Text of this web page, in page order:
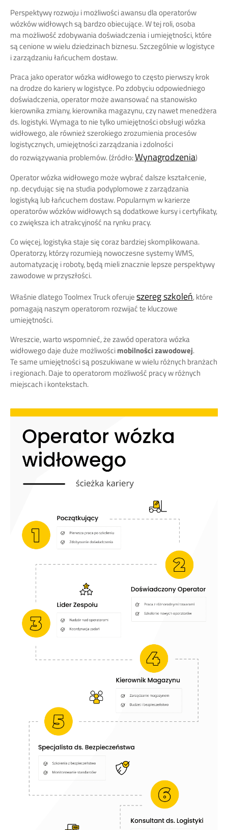
Perspektywy rozwoju i możliwości awansu dla operatorów
wózków widłowych są bardzo obiecujące. W tej roli, osoba
ma możliwość zdobywania doświadczenia i umiejętności, które
są cenione w wielu dziedzinach biznesu. Szczególnie w logistyce
i zarządzaniu łańcuchem dostaw.
Praca jako operator wózka widłowego to często pierwszy krok
na drodze do kariery w logistyce. Po zdobyciu odpowiedniego
doświadczenia, operator może awansować na stanowisko
kierownika zmiany, kierownika magazynu, czy nawet menedżera
ds. logistyki. Wymaga to nie tylko umiejętności obsługi wózka
widłowego, ale również szerokiego zrozumienia procesów
logistycznych, umiejętności zarządzania i zdolności
do rozwiązywania problemów. (źródło:Wynagrodzenia)
Operator wózka widłowego może wybrać dalsze kształcenie,
np. decydując się na studia podyplomowe z zarządzania
logistyką lub łańcuchem dostaw. Popularnym w karierze
operatorów wózków widłowych są dodatkowe kursy i certyfikaty,
co zwiększa ich atrakcyjność na rynku pracy.
Co więcej, logistyka staje się coraz bardziej skomplikowana.
Operatorzy, którzy rozumieją nowoczesne systemy WMS,
automatyzację i roboty, będą mieli znacznie lepsze perspektywy
zawodowe w przyszłości.
Właśnie dlatego Toolmex Truck oferujeszereg szkoleń, które
pomagają naszym operatorom rozwijać te kluczowe
umiejętności.
Wreszcie, warto wspomnieć, że zawód operatora wózka
widłowego daje duże możliwościmobilności zawodowej.
Te same umiejętności są poszukiwane w wielu różnych branżach
i regionach. Daje to operatorom możliwość pracy w różnych
miejscach i kontekstach.